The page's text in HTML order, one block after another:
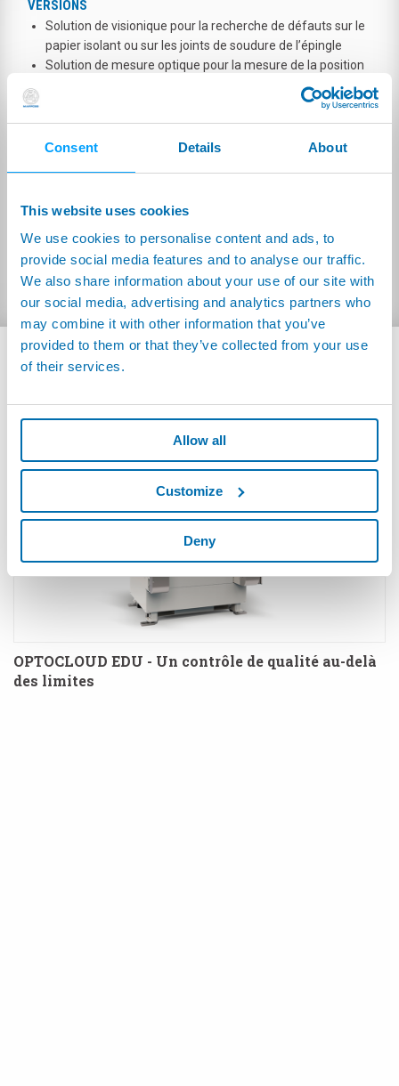
Consent Details About
This website uses cookies
We use cookies to personalise content and ads, to
provide social media features and to analyse our traffic.
We also share information about your use of our site with
our social media, advertising and analytics partners who
may combine it with other information that you’ve
provided to them or that they’ve collected from your use
of their services.
Allow all
Customize
Deny
VERSIONS
Solution de visionique pour la recherche de défauts sur le
papier isolant ou sur les joints de soudure de l’épingle
Solution de mesure optique pour la mesure de la position
de l’épingle, avant ou après les opérations de courbure et
Technologie à contact pour mesure dimensionnelle, avant
ou après l’assemblage à la chemise réfrigérante
DOWNLOAD
PRODUITS
OPTOCLOUD EDU - Un contrôle de qualité au-delà
des limites